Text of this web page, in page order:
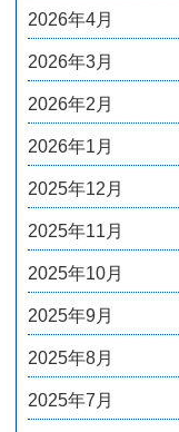
2026年4月
2026年3月
2026年2月
2026年1月
2025年12月
2025年11月
2025年10月
2025年9月
2025年8月
2025年7月